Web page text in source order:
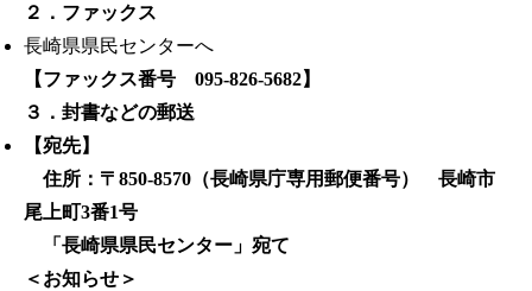
２．ファックス
長崎県県民センターへ
【ファックス番号 095-826-5682】
３．封書などの郵送
【宛先】
住所：〒850-8570（長崎県庁専用郵便番号） 長崎市
尾上町3番1号
「長崎県県民センター」宛て
＜お知らせ＞